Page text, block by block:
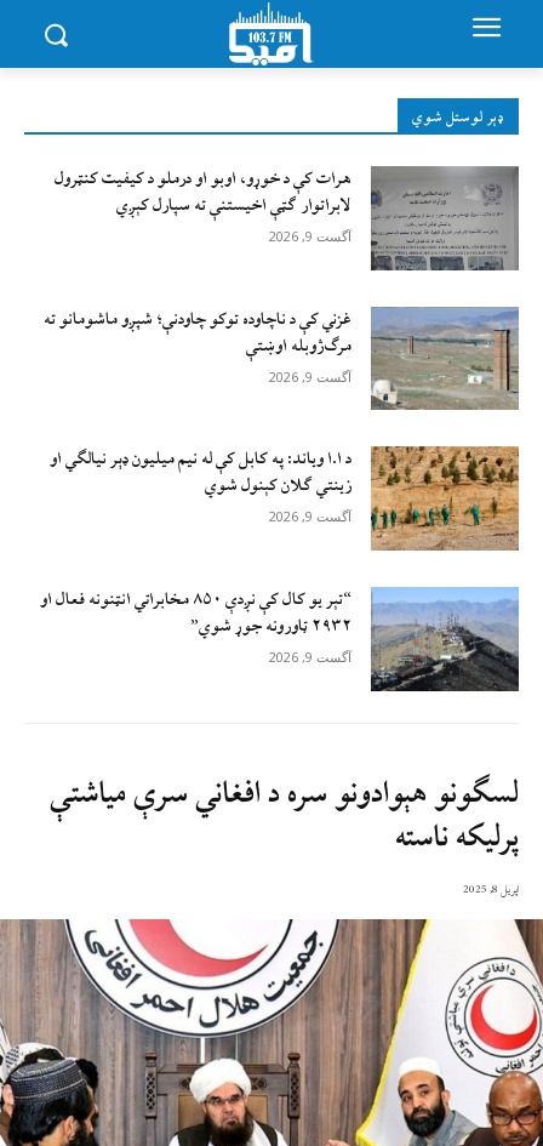
ډېر لوستل شوي
هرات کې د خوړو، اوبو او درملو د کیفیت کنټرول
لابراتوار ګټې اخيستنې ته سپارل کېږي
آگست 9, 2026
غزني کې د ناچاوده توکو چاودنې؛ شپږو ماشومانو ته
مرګ‌ژوبله اوښتې
آگست 9, 2026
د ا.ا وياند: په کابل کې له نیم میلیون ډېر نیالګي او
زینتي ګلان کېنول شوي
آگست 9, 2026
“تېر يو کال کې نږدې ۸۵۰ مخابراتي انټنونه فعال او
۲۹۳۲ ټاورونه جوړ شوي”
آگست 9, 2026
لسګونو هېوادونو سره د افغاني سرې میاشتې
پرلیکه ناسته
اپریل 8, 2025